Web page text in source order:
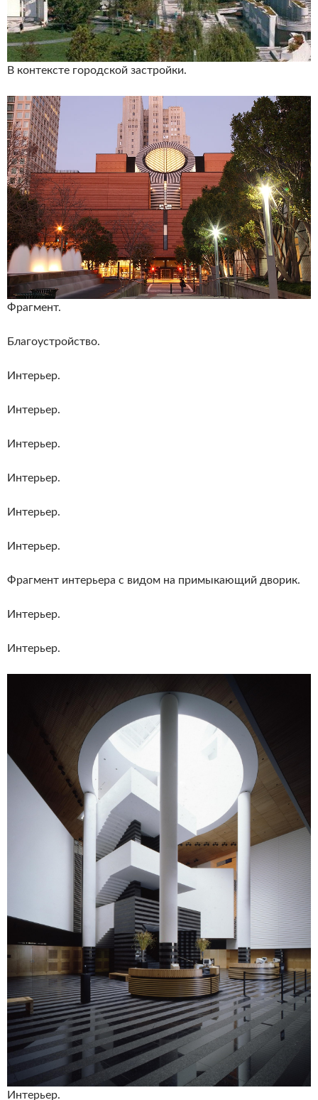
В контексте городской застройки.
Фрагмент.
Благоустройство.
Интерьер.
Интерьер.
Интерьер.
Интерьер.
Интерьер.
Интерьер.
Фрагмент интерьера с видом на примыкающий дворик.
Интерьер.
Интерьер.
Интерьер.